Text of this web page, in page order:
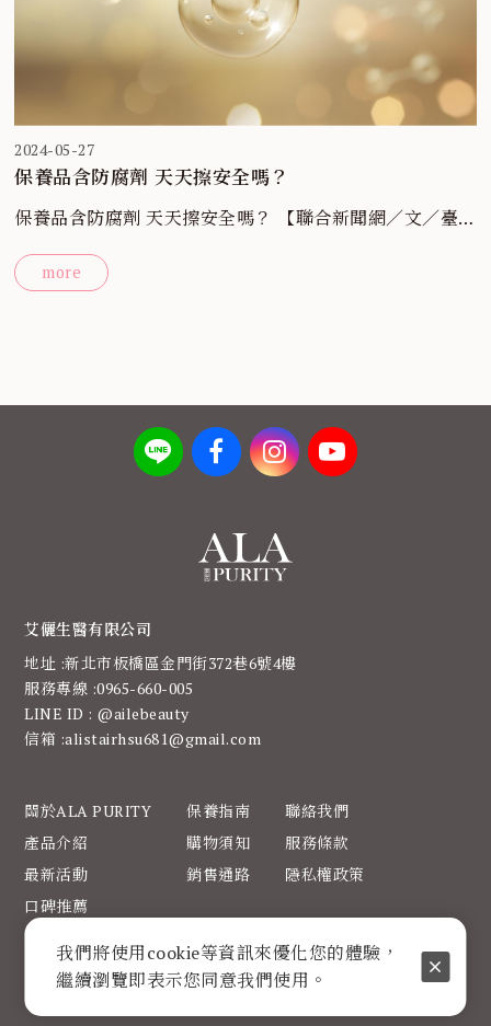
2024-05-27
保養品含防腐劑 天天擦安全嗎？
保養品含防腐劑 天天擦安全嗎？ 【聯合新聞網／文／臺
大家健康雜誌】 台灣約有七成的民眾每日都會使用保養
more
艾儷生醫有限公司
地址 :新北市板橋區金門街372巷6號4樓
服務專線 :0965-660-005
LINE ID : @ailebeauty
信箱 :alistairhsu681@gmail.com
關於ALA PURITY
產品介紹
最新活動
口碑推薦
保養指南
購物須知
銷售通路
聯絡我們
服務條款
隱私權政策
我們將使用cookie等資訊來優化您的體驗，
繼續瀏覽即表示您同意我們使用。